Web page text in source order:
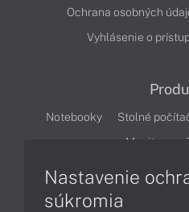
Ochrana osobných
Vyhlásenie o
Notebooky Stolné
Monitory
Nastavenie
súkromia